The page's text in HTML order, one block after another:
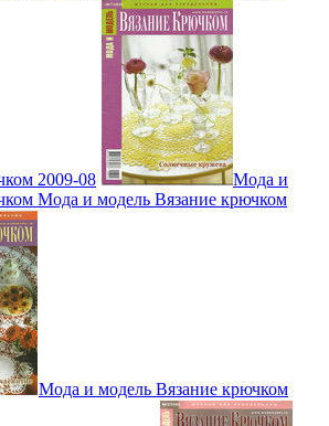
2009-08
Мода и
Мода и модель Вязание крючком
Мода и модель Вязание крючком